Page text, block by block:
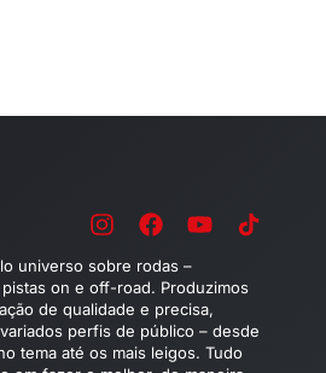
universo sobre rodas –
on e off-road. Produzimos
de qualidade e precisa,
perfis de público – desde
tema até os mais leigos. Tudo